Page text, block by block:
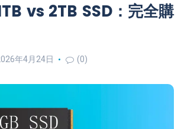
vs 2TB SSD：完全購
年4月24日 (0)